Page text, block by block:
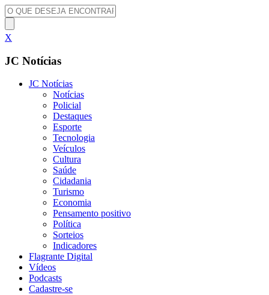
X
JC Notícias
JC Notícias
Notícias
Policial
Destaques
Esporte
Tecnologia
Veículos
Cultura
Saúde
Cidadania
Turismo
Economia
Pensamento positivo
Política
Sorteios
Indicadores
Flagrante Digital
Vídeos
Podcasts
Cadastre-se